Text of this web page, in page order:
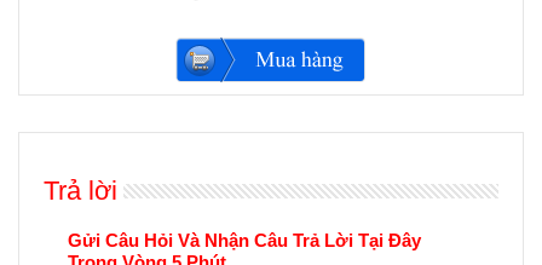
Trả lời
Gửi Câu Hỏi Và Nhận Câu Trả Lời Tại Đây